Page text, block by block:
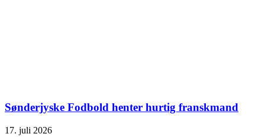
Sønderjyske Fodbold henter hurtig franskmand
17. juli 2026